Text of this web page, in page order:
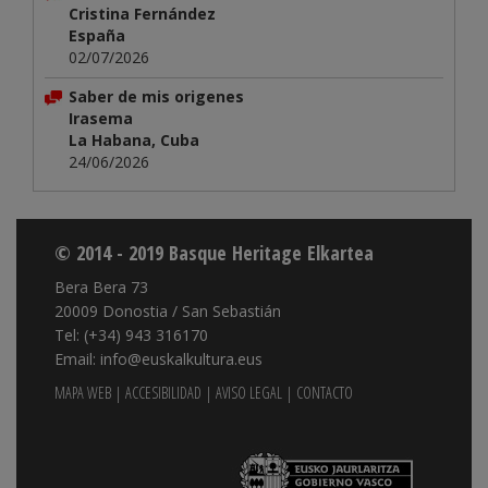
Cristina Fernández
España
02/07/2026
Saber de mis origenes
Irasema
La Habana, Cuba
24/06/2026
© 2014 - 2019 Basque Heritage Elkartea
Bera Bera 73
20009 Donostia / San Sebastián
Tel: (+34) 943 316170
Email: info@euskalkultura.eus
MAPA WEB | ACCESIBILIDAD | AVISO LEGAL | CONTACTO